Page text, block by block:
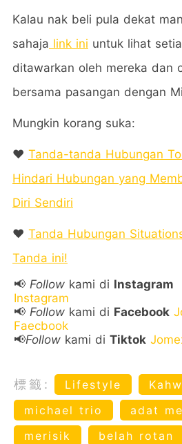
Kalau nak beli pula dekat
sahaja link ini untuk lihat
ditawarkan oleh mereka dan
bersama pasangan dengan
Mungkin korang suka:
❤️ Tanda-tanda Hubungan
Hindari Hubungan yang
Diri Sendiri
❤️ Tanda Hubungan
Tanda ini!
📢 Follow kami di Instagram
Instagram
📢 Follow kami di Facebook
Faecbook
📢Follow kami di Tiktok
標籤: Lifestyle
michael trio
adat
merisik
belah rotan